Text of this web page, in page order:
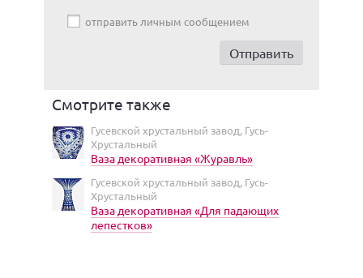
отправить личным сообщением
Смотрите также
Гусевской хрустальный завод, Гусь-
Хрустальный
Ваза декоративная «Журавль»
Гусевской хрустальный завод, Гусь-
Хрустальный
Ваза декоративная «Для падающих
лепестков»